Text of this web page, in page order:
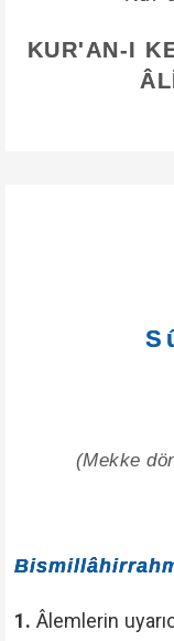
KUR'AN-I
(Mekke
1. Âlemlerin